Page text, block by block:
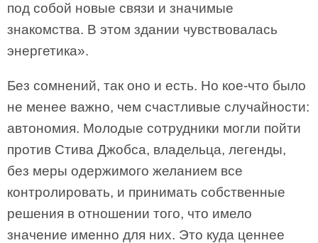
под собой новые связи и значимые
знакомства. В этом здании чувствовалась
энергетика».
Без сомнений, так оно и есть. Но кое-что было
не менее важно, чем счастливые случайности:
автономия. Молодые сотрудники могли пойти
против Стива Джобса, владельца, легенды,
без меры одержимого желанием все
контролировать, и принимать собственные
решения в отношении того, что имело
значение именно для них. Это куда ценнее